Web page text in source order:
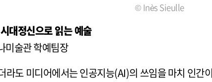
© Inès Sieulle
대정신으로 읽는 예술
미술관 학예팀장
라도 미디어에서는 인공지능(AI)의 쓰임을 마치 인간